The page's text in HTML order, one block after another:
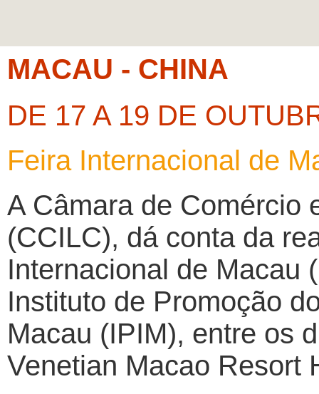
MACAU - CHINA
DE 17 A 19 DE
Feira Internacional de
A Câmara de Comércio
(CCILC), dá conta da
Internacional de Macau
Instituto de Promoção
Macau (IPIM), entre os
Venetian Macao Resort